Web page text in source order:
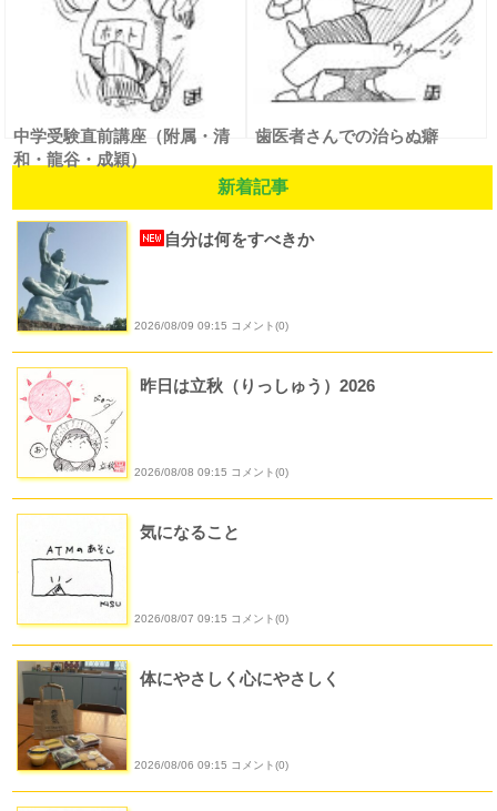
中学受験直前講座（附属・清
和・龍谷・成穎）
歯医者さんでの治らぬ癖
新着記事
自分は何をすべきか
2026/08/09 09:15 コメント(0)
昨日は立秋（りっしゅう）2026
2026/08/08 09:15 コメント(0)
気になること
2026/08/07 09:15 コメント(0)
体にやさしく心にやさしく
2026/08/06 09:15 コメント(0)